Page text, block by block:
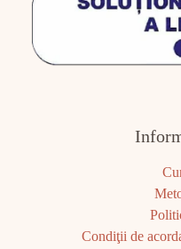
Condiţii de